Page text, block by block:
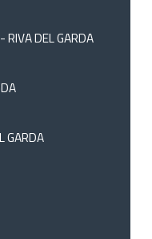
RIVA DEL GARDA
GARDA